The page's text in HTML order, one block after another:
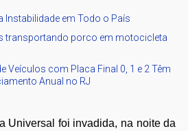
Instabilidade em Todo o País
transportando porco em motocicleta
Veículos com Placa Final 0, 1 e 2 Têm
Anual no RJ
Universal foi invadida, na noite da